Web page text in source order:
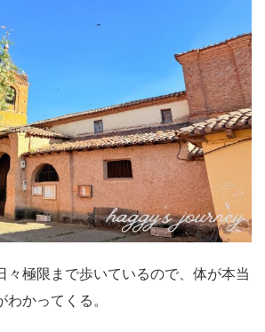
々極限まで歩いているので、体が本当
かってくる。